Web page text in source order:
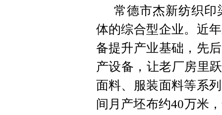
常德市杰新纺织印
体的综合型企业。近
备提升产业基础，先
产设备，让老厂房里
面料、服装面料等系
间月产坯布约40万米